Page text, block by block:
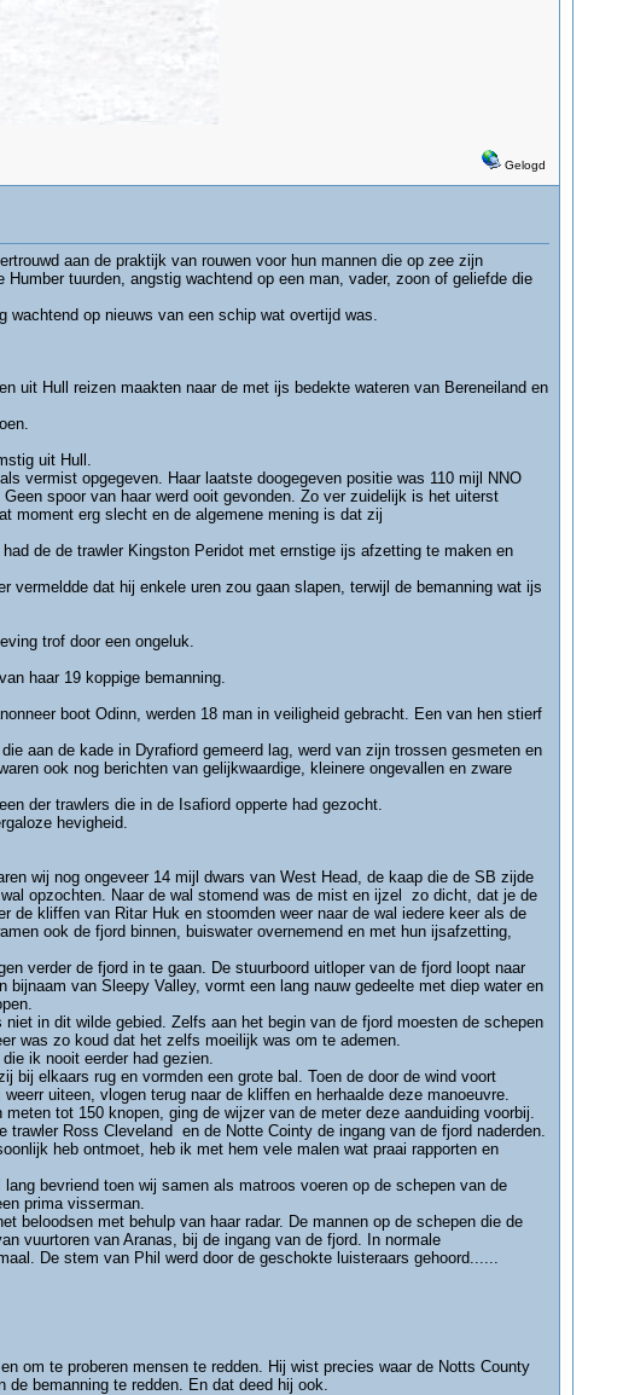
Gelogd
aan de praktijk van rouwen voor hun mannen die op zee zijn
tuurden, angstig wachtend op een man, vader, zoon of geliefde die
wachtend op nieuws van een schip wat overtijd was.
uit Hull reizen maakten naar de met ijs bedekte wateren van Bereneiland en
uit Hull.
vermist opgegeven. Haar laatste doogegeven positie was 110 mijl NNO
spoor van haar werd ooit gevonden. Zo ver zuidelijk is het uiterst
moment erg slecht en de algemene mening is dat zij
de de trawler Kingston Peridot met ernstige ijs afzetting te maken en
vermeldde dat hij enkele uren zou gaan slapen, terwijl de bemanning wat ijs
trof door een ongeluk.
haar 19 koppige bemanning.
boot Odinn, werden 18 man in veiligheid gebracht. Een van hen stierf
aan de kade in Dyrafiord gemeerd lag, werd van zijn trossen gesmeten en
ook nog berichten van gelijkwaardige, kleinere ongevallen en zware
der trawlers die in de Isafiord opperte had gezocht.
hevigheid.
wij nog ongeveer 14 mijl dwars van West Head, de kaap die de SB zijde
opzochten. Naar de wal stomend was de mist en ijzel zo dicht, dat je de
kliffen van Ritar Huk en stoomden weer naar de wal iedere keer als de
ook de fjord binnen, buiswater overnemend en met hun ijsafzetting,
verder de fjord in te gaan. De stuurboord uitloper van de fjord loopt naar
van Sleepy Valley, vormt een lang nauw gedeelte met diep water en
in dit wilde gebied. Zelfs aan het begin van de fjord moesten de schepen
was zo koud dat het zelfs moeilijk was om te ademen.
ik nooit eerder had gezien.
bij elkaars rug en vormden een grote bal. Toen de door de wind voort
uiteen, vlogen terug naar de kliffen en herhaalde deze manoeuvre.
tot 150 knopen, ging de wijzer van de meter deze aanduiding voorbij.
Ross Cleveland en de Notte Cointy de ingang van de fjord naderden.
heb ontmoet, heb ik met hem vele malen wat praai rapporten en
bevriend toen wij samen als matroos voeren op de schepen van de
prima visserman.
beloodsen met behulp van haar radar. De mannen op de schepen die de
vuurtoren van Aranas, bij de ingang van de fjord. In normale
De stem van Phil werd door de geschokte luisteraars gehoord......
om te proberen mensen te redden. Hij wist precies waar de Notts County
bemanning te redden. En dat deed hij ook.